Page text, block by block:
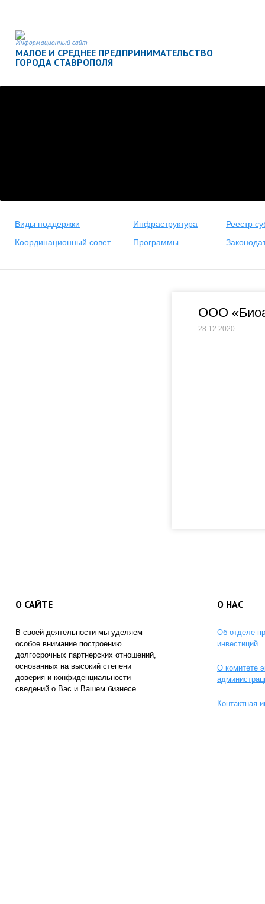
Информационный сайт
МАЛОЕ И СРЕДНЕЕ ПРЕДПРИНИМАТЕЛЬСТВО
ГОРОДА СТАВРОПОЛЯ
Виды поддержки Инфраструктура
Реестр
Координационный совет
Программы
ООО
28.12.2020
О САЙТЕ
В своей деятельности мы уделяем
особое внимание построению
долгосрочных партнерских отношений,
основанных на высокий степени
доверия и конфиденциальности
сведений о Вас и Вашем бизнесе.
О НАС
Об отделе
инвестиций
О комитете
Контактная